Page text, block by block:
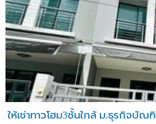
ให้เช่าทาวโฮม3ชั้นใกล้ ม.ธุรกิจบัณ